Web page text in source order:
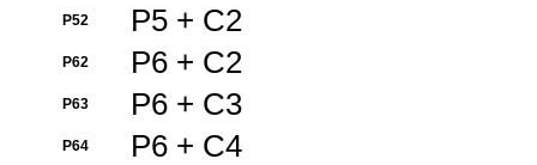
P52 P5 + C2
P62 P6 + C2
P63 P6 + C3
P64 P6 + C4